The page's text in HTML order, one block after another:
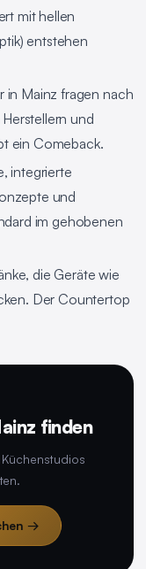
mit hellen
entstehen
in Mainz fragen nach
und
ein Comeback.
integrierte
und
im gehobenen
die Geräte wie
Der Countertop
finden
→